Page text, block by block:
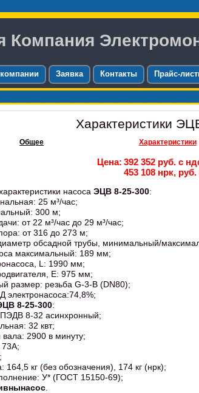
Компания
Заявка Контакты Прайс-
Характеристики
Общее Характеристики
Цена: 392 352 руб. с
453 108 нрк,
насоса ЭЦВ 8-25-300:
25 м³/час;
300 м;
от 22 м³/час до 29 м³/час;
от 316 до 273 м;
обсадной трубы, минимальный/
максимальный: 189 мм;
L: 1990 мм;
E: 975 мм;
размер: резьба G-3-B (DN80);
электронасоса:74,8%;
8-25-300:
ПЭДВ 8-32 асинхронный;
32 квт;
2900 в минуту;
73А;
164,5 кг (без обозначения), 174 кг (нрк);
У* (ГОСТ 15150-69);